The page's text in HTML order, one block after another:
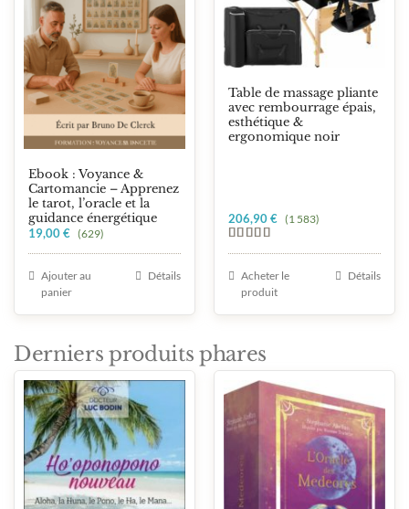
Ebook : Voyance &
Cartomancie – Apprenez
le tarot, l’oracle et la
guidance énergétique
19,00€ (629)
Ajouter au
panier
Détails
Table de massage pliante
avec rembourrage épais,
esthétique &
ergonomique noir
Note5.00
sur 5
206,90€ (1 583)
Acheter le
produit
Détails
Derniers produits phares